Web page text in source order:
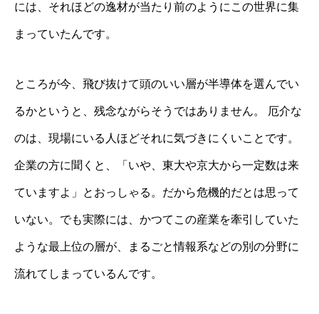
には、それほどの逸材が当たり前のようにこの世界に集
まっていたんです。
ところが今、飛び抜けて頭のいい層が半導体を選んでい
るかというと、残念ながらそうではありません。 厄介な
のは、現場にいる人ほどそれに気づきにくいことです。
企業の方に聞くと、「いや、東大や京大から一定数は来
ていますよ」とおっしゃる。だから危機的だとは思って
いない。でも実際には、かつてこの産業を牽引していた
ような最上位の層が、まるごと情報系などの別の分野に
流れてしまっているんです。